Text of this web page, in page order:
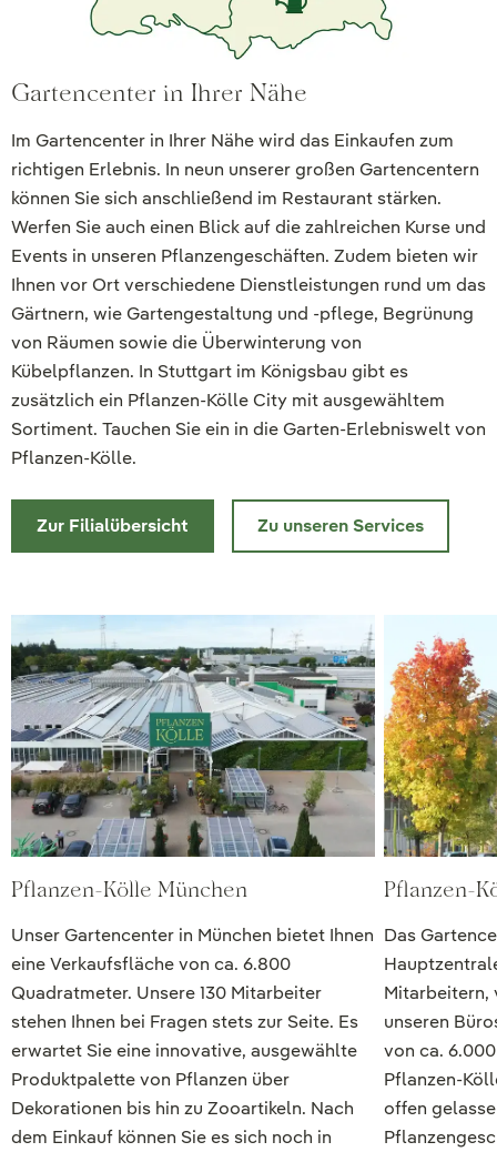
Gartencenter in Ihrer Nähe
Im Gartencenter in Ihrer Nähe wird das Einkaufen zum
richtigen Erlebnis. In neun unserer großen Gartencentern
können Sie sich anschließend im Restaurant stärken.
Werfen Sie auch einen Blick auf die zahlreichen Kurse und
Events in unseren Pflanzengeschäften. Zudem bieten wir
Ihnen vor Ort verschiedene Dienstleistungen rund um das
Gärtnern, wie Gartengestaltung und -pflege, Begrünung
von Räumen sowie die Überwinterung von
Kübelpflanzen. In Stuttgart im Königsbau gibt es
zusätzlich ein Pflanzen-Kölle City mit ausgewähltem
Sortiment. Tauchen Sie ein in die Garten-Erlebniswelt von
Pflanzen-Kölle.
Zur Filialübersicht Zu unseren Services
Pflanzen-Kölle München
Unser Gartencenter in München bietet Ihnen
eine Verkaufsfläche von ca. 6.800
Quadratmeter. Unsere 130 Mitarbeiter
stehen Ihnen bei Fragen stets zur Seite. Es
erwartet Sie eine innovative, ausgewählte
Produktpalette von Pflanzen über
Dekorationen bis hin zu Zooartikeln. Nach
dem Einkauf können Sie es sich noch in
Pflanzen-
Das
Mitarbeitern,
unseren
von ca.
Pflanzen-
offen